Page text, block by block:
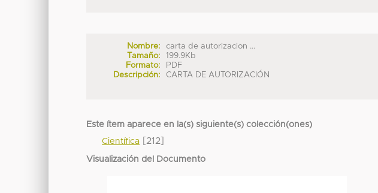
Nombre:
carta de autorizacion ...
Tamaño:
199.9Kb
Formato:
PDF
Descripción:
CARTA DE AUTORIZACIÓN
Este ítem aparece en la(s) siguiente(s) colección(ones)
Científica [212]
Visualización del Documento